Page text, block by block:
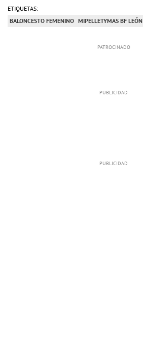
ETIQUETAS:
BALONCESTO FEMENINO MIPELLETYMAS BF LEÓN